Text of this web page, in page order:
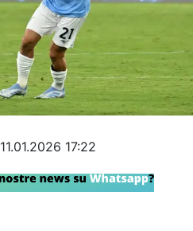
11.01.2026 17:22